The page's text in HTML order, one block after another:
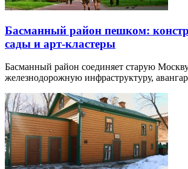
Басманный район пешком:
сады и арт-кластеры
Басманный район соединяет старую
железнодорожную инфраструктуру,